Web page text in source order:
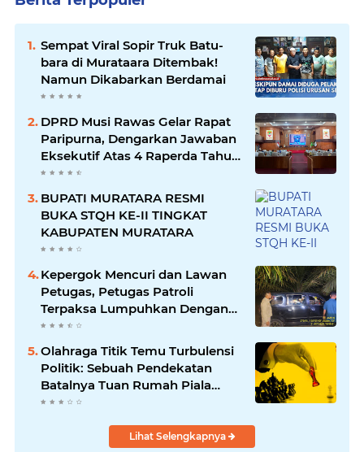
Sempat Viral Sopir Truk Batu-
bara di Murataara Ditembak!
Namun Dikabarkan Berdamai
DPRD Musi Rawas Gelar Rapat
Paripurna, Dengarkan Jawaban
Eksekutif Atas 4 Raperda Tahun
2026
BUPATI MURATARA RESMI
BUKA STQH KE-II TINGKAT
KABUPATEN MURATARA
Kepergok Mencuri dan Lawan
Petugas, Petugas Patroli
Terpaksa Lumpuhkan Dengan
Peluru Karet
Olahraga Titik Temu Turbulensi
Politik: Sebuah Pendekatan
Batalnya Tuan Rumah Piala
Dunia U-20
Lihat Selengkapnya